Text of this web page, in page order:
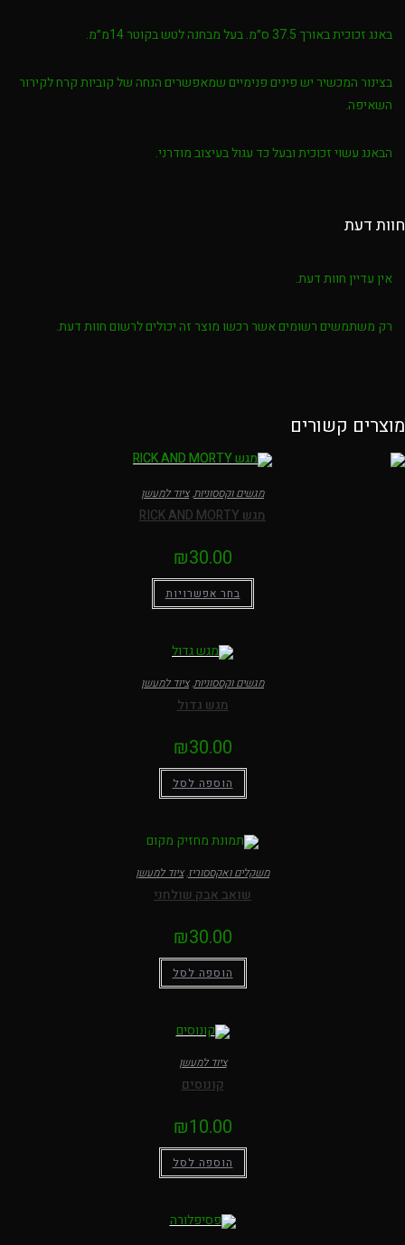
באנג זכוכית באורך 37.5 ס״מ. בעל מבחנה לטש בקוטר 14מ״מ.
בצינור המכשיר יש פינים פנימיים שמאפשרים הנחה של קוביות קרח לקירור
השאיפה.
הבאנג עשוי זכוכית ובעל כד עגול בעיצוב מודרני.
חוות דעת
אין עדיין חוות דעת.
רק משתמשים רשומים אשר רכשו מוצר זה יכולים לרשום חוות דעת.
מוצרים קשורים
מגשים וקססוניות,ציוד למעשן
מגש RICK AND MORTY
₪30.00
בחר אפשרויות
למוצר
מספר
ניתן
לבחור
את
האפשרויות
המוצר
מגשים וקססוניות,ציוד למעשן
מגש גדול
₪30.00
הוספה לסל
משקלים ואקססוריז,ציוד למעשן
שואב אבק שולחני
₪30.00
הוספה לסל
ציוד למעשן
קונוסים
₪10.00
הוספה לסל